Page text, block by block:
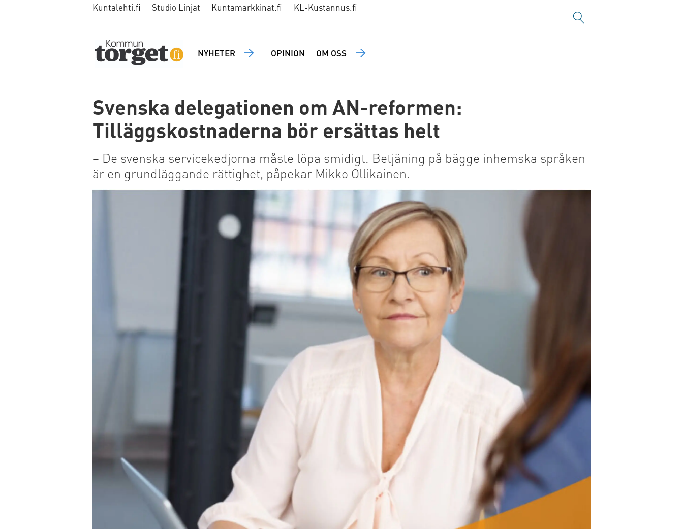
Kuntalehti.fi Studio Linjat Kuntamarkkinat.fi KL-Kustannus.fi
NYHETER OPINION OM OSS
Svenska delegationen om AN-reformen:
Tilläggskostnaderna bör ersättas helt
– De svenska servicekedjorna måste löpa smidigt. Betjäning på bägge inhemska språken
är en grundläggande rättighet, påpekar Mikko Ollikainen.